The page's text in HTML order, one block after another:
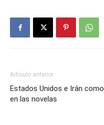
Artículo anterior
Estados Unidos e Irán como
en las novelas